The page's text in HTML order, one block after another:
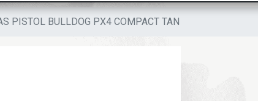
PISTOL BULLDOG PX4 COMPACT TAN